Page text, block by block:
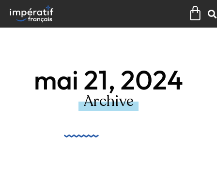
contenu
mai 21, 2024
Archive